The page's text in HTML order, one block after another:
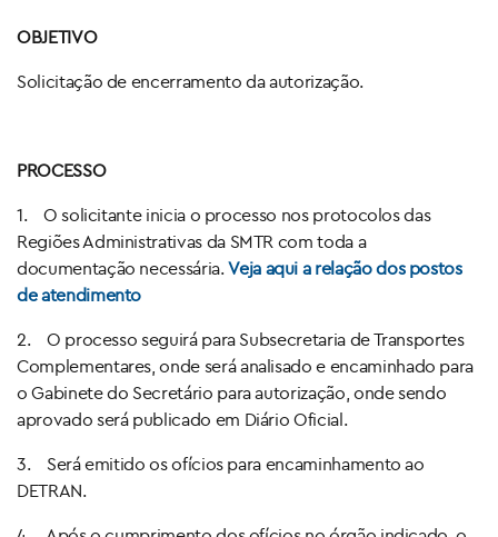
OBJETIVO
Solicitação de encerramento da autorização.
PROCESSO
1. O solicitante inicia o processo nos protocolos das
Regiões Administrativas da SMTR com toda a
documentação necessária.Veja aqui a relação dos postos
de atendimento
2. O processo seguirá para Subsecretaria de Transportes
Complementares, onde será analisado e encaminhado para
o Gabinete do Secretário para autorização, onde sendo
aprovado será publicado em Diário Oficial.
3. Será emitido os ofícios para encaminhamento ao
DETRAN.